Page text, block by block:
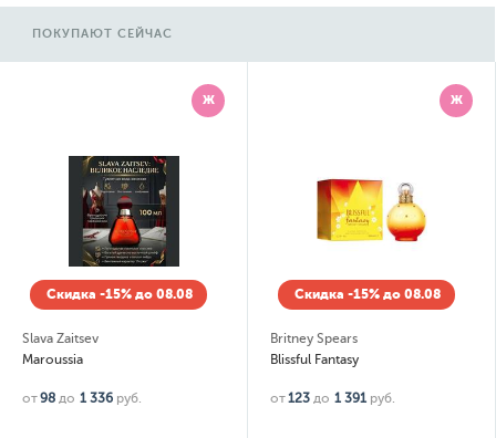
ПОКУПАЮТ СЕЙЧАС
Ж
Скидка -15% до 08.08
Slava Zaitsev
Maroussia
от98 до 1 336 руб.
Ж
Скидка -15% до 08.08
Britney Spears
Blissful Fantasy
от123 до 1 391 руб.